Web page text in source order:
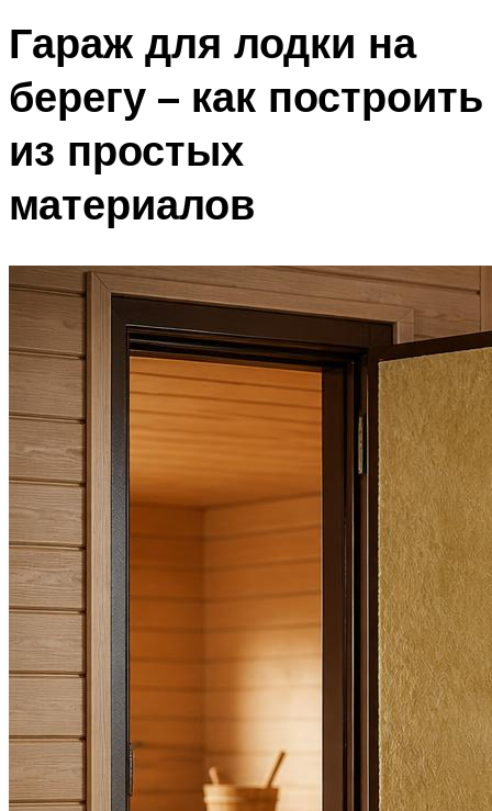
Гараж для лодки на
берегу – как построить
из простых
материалов